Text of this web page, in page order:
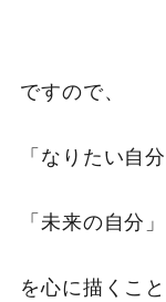
ですので、
「なりたい自分
「未来の自分」
を心に描くこ